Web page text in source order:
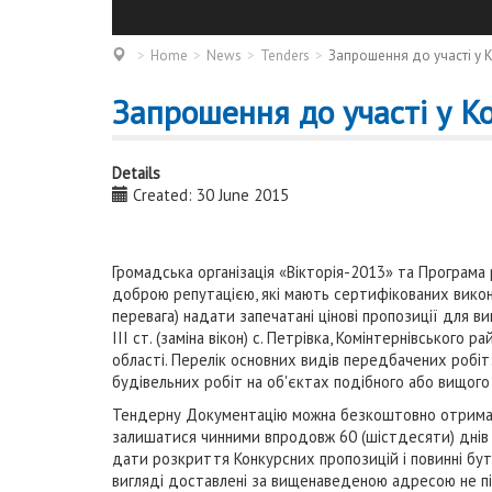
Home News Tenders Запрошення до участі у
Запрошення до участі у
Details
Created: 30 June 2015
Громадська організація «Вікторія-2013» та
доброю репутацією, які мають сертифікованих
перевага) надати запечатані цінові пропозиції
ІІІ ст. (заміна вікон) с. Петрівка,
області. Перелік основних видів передбачених
будівельних робіт на об'єктах подібного або вищого
Тендерну Документацію можна безкоштовно
залишатися чинними впродовж 60 (шістдесяти) днів
дати розкриття Конкурсних пропозицій і повинні
вигляді доставлені за вищенаведеною адресою не